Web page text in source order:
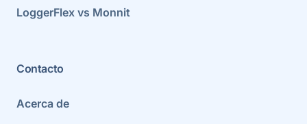
LoggerFlex vs Monnit
Contacto
Acerca de